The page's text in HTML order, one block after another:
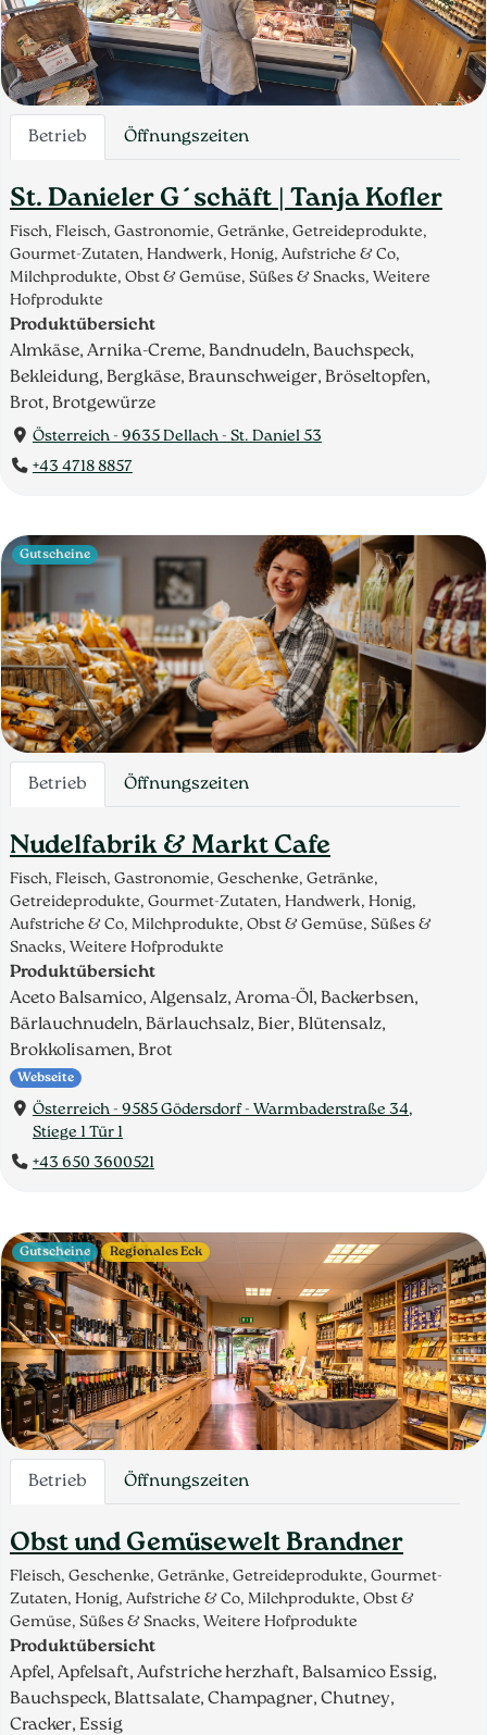
Betrieb Öffnungszeiten
St. Danieler G´schäft | Tanja Kofler
Fisch, Fleisch, Gastronomie, Getränke, Getreideprodukte,
Gourmet-Zutaten, Handwerk, Honig, Aufstriche & Co,
Milchprodukte, Obst & Gemüse, Süßes & Snacks, Weitere
Hofprodukte
Produktübersicht
Almkäse, Arnika-Creme, Bandnudeln, Bauchspeck,
Bekleidung, Bergkäse, Braunschweiger, Bröseltopfen,
Brot, Brotgewürze
Österreich - 9635 Dellach - St. Daniel 53
+43 4718 8857
Betrieb Öffnungszeiten
Nudelfabrik & Markt Cafe
Fisch, Fleisch, Gastronomie, Geschenke, Getränke,
Getreideprodukte, Gourmet-Zutaten, Handwerk, Honig,
Aufstriche & Co, Milchprodukte, Obst & Gemüse, Süßes &
Snacks, Weitere Hofprodukte
Produktübersicht
Aceto Balsamico, Algensalz, Aroma-Öl, Backerbsen,
Bärlauchnudeln, Bärlauchsalz, Bier, Blütensalz,
Brokkolisamen, Brot
Webseite
Österreich - 9585 Gödersdorf - Warmbaderstraße 34,
Stiege 1 Tür 1
+43 650 3600521
Gutscheine
Betrieb Öffnungszeiten
Obst und Gemüsewelt Brandner
Fleisch, Geschenke, Getränke, Getreideprodukte, Gourmet-
Zutaten, Honig, Aufstriche & Co, Milchprodukte, Obst &
Gemüse, Süßes & Snacks, Weitere Hofprodukte
Produktübersicht
Apfel, Apfelsaft, Aufstriche herzhaft, Balsamico Essig,
Bauchspeck, Blattsalate, Champagner, Chutney,
Cracker, Essig
Gutscheine Regionales Eck